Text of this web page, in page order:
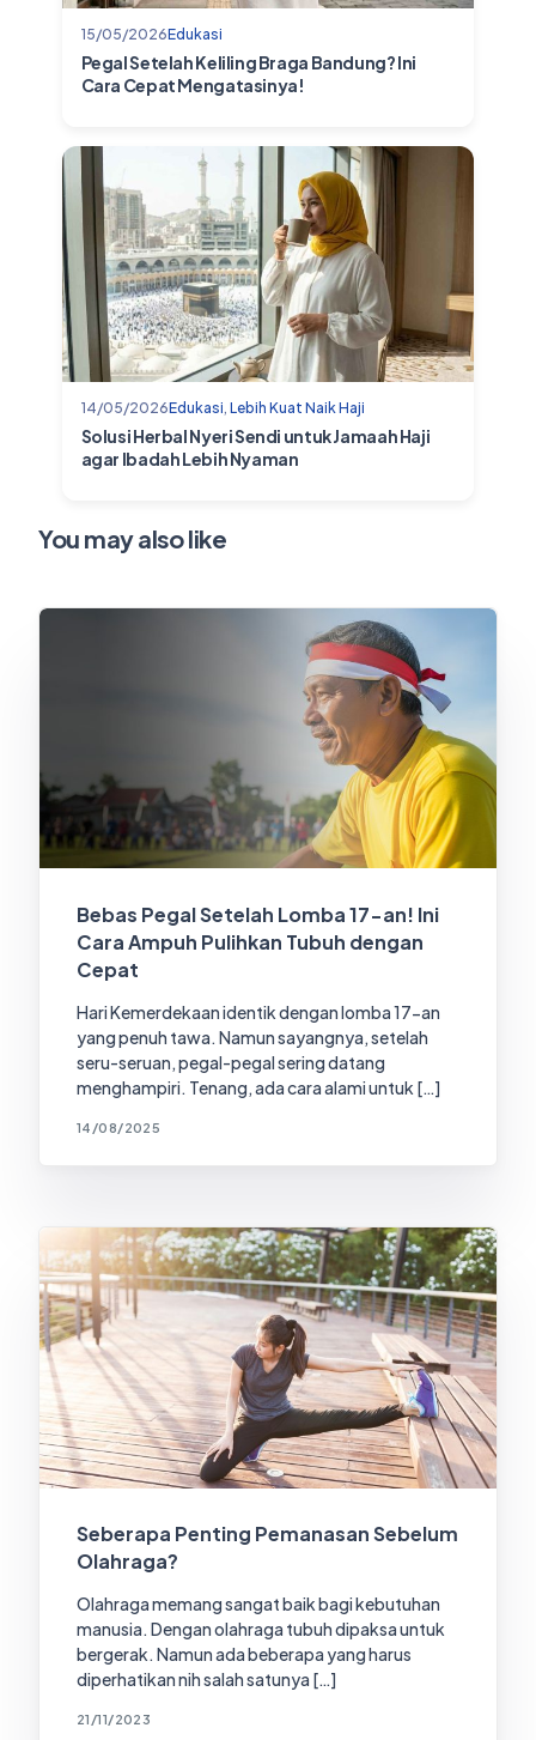
15/05/2026Edukasi
Pegal Setelah Keliling Braga Bandung? Ini
Cara Cepat Mengatasinya!
14/05/2026Edukasi Lebih Kuat Naik Haji
Solusi Herbal Nyeri Sendi untuk Jamaah Haji
agar Ibadah Lebih Nyaman
You may also like
Bebas Pegal Setelah Lomba 17-an! Ini
Cara Ampuh Pulihkan Tubuh dengan
Cepat
Hari Kemerdekaan identik dengan lomba 17-an
yang penuh tawa. Namun sayangnya, setelah
seru-seruan, pegal-pegal sering datang
menghampiri. Tenang, ada cara alami untuk […]
14/08/2025
Seberapa Penting Pemanasan Sebelum
Olahraga?
Olahraga memang sangat baik bagi kebutuhan
manusia. Dengan olahraga tubuh dipaksa untuk
bergerak. Namun ada beberapa yang harus
diperhatikan nih salah satunya […]
21/11/2023